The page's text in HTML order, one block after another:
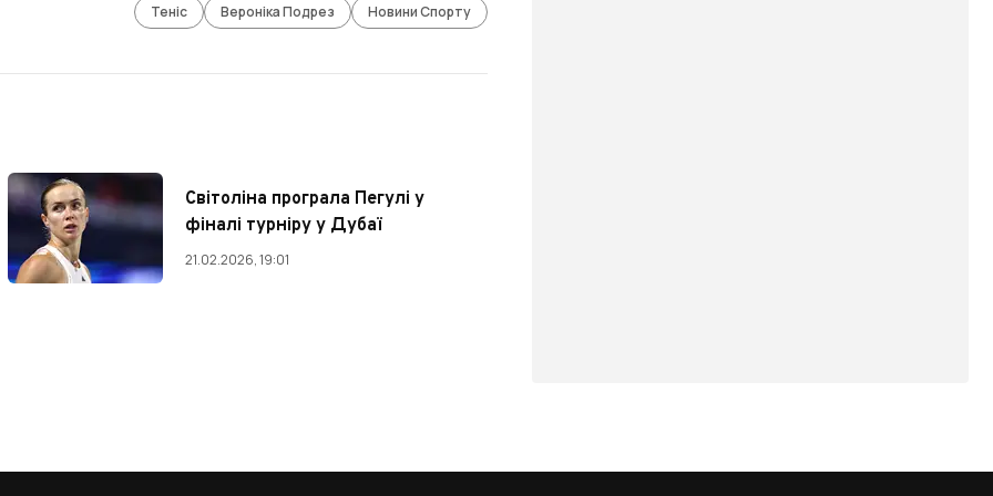
Теніс Вероніка Подрез Новини Спорту
Світоліна програла Пегулі у
фіналі турніру у Дубаї
21.02.2026, 19:01